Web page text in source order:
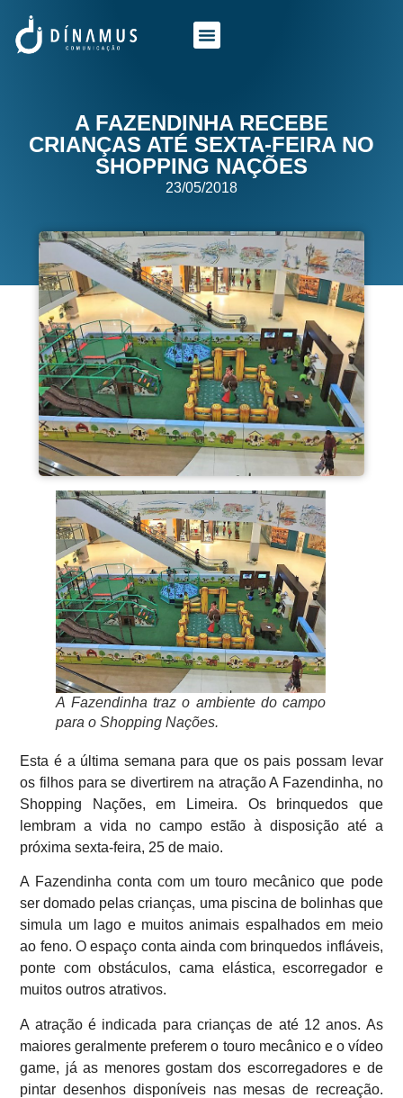
A FAZENDINHA RECEBE
CRIANÇAS ATÉ SEXTA-FEIRA NO
SHOPPING NAÇÕES
23/05/2018
A Fazendinha traz o ambiente do campo
para o Shopping Nações.
Esta é a última semana para que os pais possam levar
os filhos para se divertirem na atração A Fazendinha, no
Shopping Nações, em Limeira. Os brinquedos que
lembram a vida no campo estão à disposição até a
próxima sexta-feira, 25 de maio.
A Fazendinha conta com um touro mecânico que pode
ser domado pelas crianças, uma piscina de bolinhas que
simula um lago e muitos animais espalhados em meio
ao feno. O espaço conta ainda com brinquedos infláveis,
ponte com obstáculos, cama elástica, escorregador e
muitos outros atrativos.
A atração é indicada para crianças de até 12 anos. As
maiores geralmente preferem o touro mecânico e o vídeo
game, já as menores gostam dos escorregadores e de
pintar desenhos disponíveis nas mesas de recreação.